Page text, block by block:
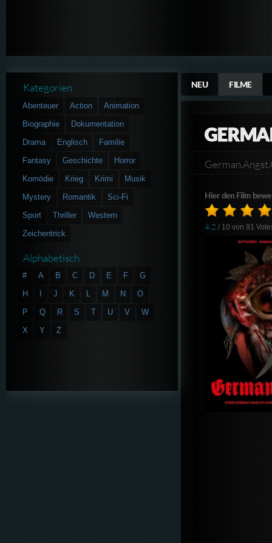
NEU FILME
Hier den Film
4.2 / 10 von91
Kategorien
Abenteuer Action
Animation
Biographie
Dokumentation
Drama
Englisch
Familie
Fantasy
Geschichte
Horror
Komödie
Krieg Krimi
Musik
Mystery
Romantik
Sci-Fi
Sport
Thriller
Western
Zeichentrick
Alphabetisch
# A B C D E F
G
H
J K L M N
O
P
Q R S T U V
W
X
Y Z